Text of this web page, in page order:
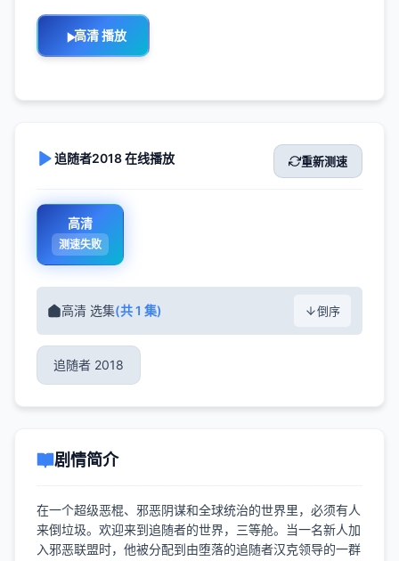
高清 播放
追随者2018 在线播放 重新测速
高清
测速失败
高清 选集(共 1 集) 倒序
追随者 2018
剧情简介
在一个超级恶棍、邪恶阴谋和全球统治的世界里，必须有人
来倒垃圾。欢迎来到追随者的世界，三等舱。当一名新人加
入邪恶联盟时，他被分配到由堕落的追随者汉克领导的一群